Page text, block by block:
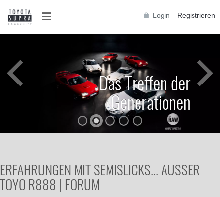
Login Registrieren
Das Treffen der
Generationen
ERFAHRUNGEN MIT SEMISLICKS... AUSSER
TOYO R888 | FORUM